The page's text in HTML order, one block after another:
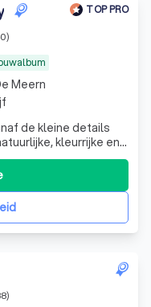
TOP PRO
de kleine details
kleurrijke en
nu voor 2026!
Meern